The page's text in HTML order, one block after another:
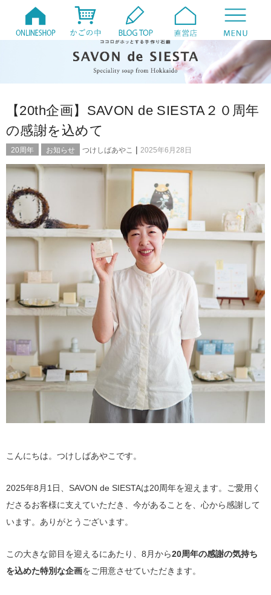
【20th企画】SAVON de SIESTA２０周年
の感謝を込めて
20周年 お知らせ つけしばあやこ | 2025年6月28日
こんにちは。つけしばあやこです。
2025年8月1日、SAVON de SIESTAは20周年を迎えます。ご愛用く
ださるお客様に支えていただき、今があることを、心から感謝して
います。ありがとうございます。
この大きな節目を迎えるにあたり、8月から20周年の感謝の気持ち
を込めた特別な企画をご用意させていただきます。